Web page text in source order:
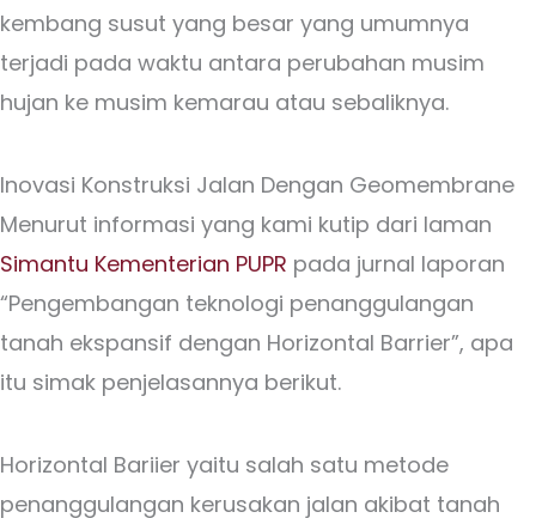
kembang susut yang besar yang umumnya
terjadi pada waktu antara perubahan musim
hujan ke musim kemarau atau sebaliknya.
Inovasi Konstruksi Jalan Dengan Geomembrane
Menurut informasi yang kami kutip dari laman
Simantu Kementerian PUPR pada jurnal laporan
“Pengembangan teknologi penanggulangan
tanah ekspansif dengan Horizontal Barrier”, apa
itu simak penjelasannya berikut.
Horizontal Bariier yaitu salah satu metode
penanggulangan kerusakan jalan akibat tanah